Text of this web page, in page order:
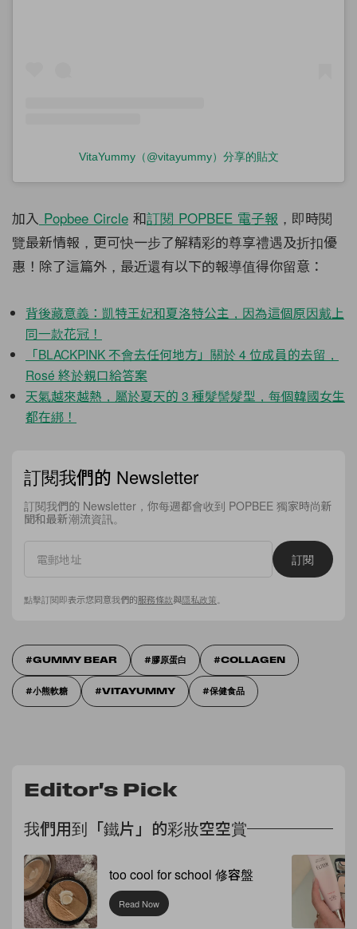
VitaYummy（@vitayummy）分享的貼文
加入 Popbee Circle 和訂閱 POPBEE 電子報 ，即時閱
覽最新情報，更可快一步了解精彩的尊享禮遇及折扣優
惠！除了這篇外，最近還有以下的報導值得你留意：
背後藏意義：凱特王妃和夏洛特公主，因為這個原因戴上
同一款花冠！
「BLACKPINK 不會去任何地方」關於 4 位成員的去留，
Rosé 終於親口給答案
天氣越來越熱，屬於夏天的 3 種髮髻髮型，每個韓國女生
都在綁！
訂閱我們的 Newsletter
訂閱我們的 Newsletter，你每週都會收到 POPBEE 獨家時尚新
聞和最新潮流資訊。
訂閱
點擊訂閱即表示您同意我們的服務條款與隱私政策。
GUMMY BEAR 膠原蛋白 COLLAGEN
小熊軟糖 VITAYUMMY 保健食品
Editor's Pick
我們用到「鐵片」的彩妝空空賞
too cool for school 修容盤
Read Now